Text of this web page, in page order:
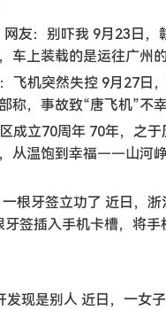
友：别吓我 9月23日
车上装载的是运往广州
飞机突然失控 9月27日
称，事故致“唐飞机”不
成立70周年 70年，之
从温饱到幸福——山河
根牙签立功了 近日，
签插入手机卡槽，将
发现是别人 近日，一女